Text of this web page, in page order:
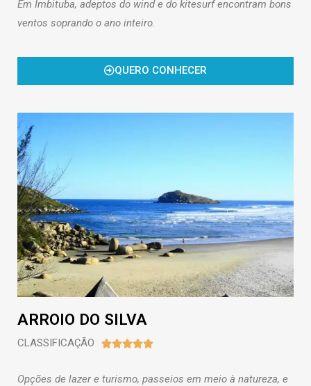
Em Imbituba, adeptos do wind e do kitesurf encontram bons
ventos soprando o ano inteiro.
QUERO CONHECER
ARROIO DO SILVA
CLASSIFICAÇÃO 
Opções de lazer e turismo, passeios em meio à natureza, e